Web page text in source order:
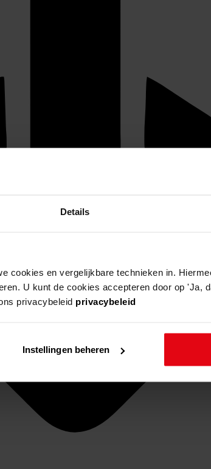
Details
cookies en vergelijkbare technieken in.
U kunt de cookies accepteren door op 'Ja,
privacybeleid privacybeleid
Instellingen beheren